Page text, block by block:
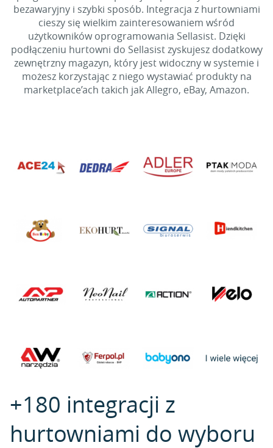
bezawaryjny i szybki sposób. Integracja z hurtowniami
cieszy się wielkim zainteresowaniem wśród
użytkowników oprogramowania Sellasist. Dzięki
podłączeniu hurtowni do Sellasist zyskujesz dodatkowy
zewnętrzny magazyn, który jest widoczny w systemie i
możesz korzystając z niego wystawiać produkty na
marketplace’ach takich jak Allegro, eBay, Amazon.
+180 integracji z
hurtowniami do wyboru